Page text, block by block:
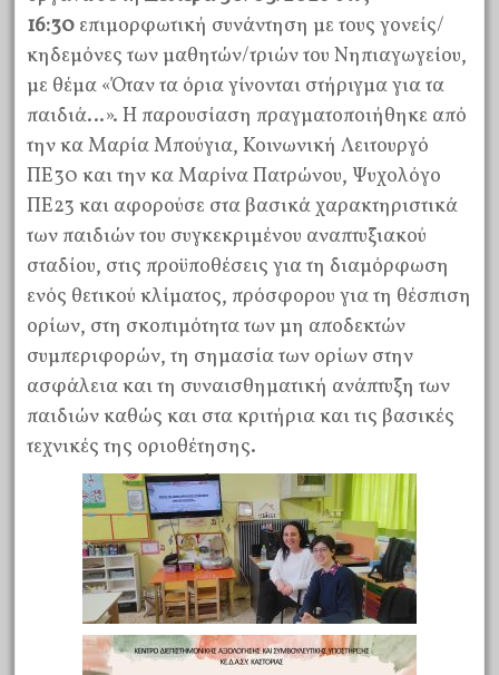
16:30 επιμορφωτική συνάντηση με τους γονείς/
κηδεμόνες των μαθητών/τριών του Νηπιαγωγείου,
με θέμα «Όταν τα όρια γίνονται στήριγμα για τα
παιδιά…». Η παρουσίαση πραγματοποιήθηκε από
την κα Μαρία Μπούγια, Κοινωνική Λειτουργό
ΠΕ30 και την κα Μαρίνα Πατρώνου, Ψυχολόγο
ΠΕ23 και αφορούσε στα βασικά χαρακτηριστικά
των παιδιών του συγκεκριμένου αναπτυξιακού
σταδίου, στις προϋποθέσεις για τη διαμόρφωση
ενός θετικού κλίματος, πρόσφορου για τη θέσπιση
ορίων, στη σκοπιμότητα των μη αποδεκτών
συμπεριφορών, τη σημασία των ορίων στην
ασφάλεια και τη συναισθηματική ανάπτυξη των
παιδιών καθώς και στα κριτήρια και τις βασικές
τεχνικές της οριοθέτησης.